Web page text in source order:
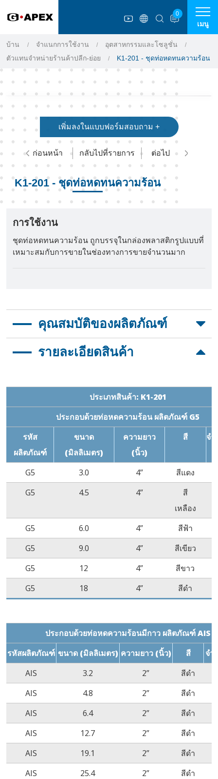
เมนู
0
บ้าน จำแนกการใช้งาน
อุตสาหกรรมและโซลูชั่น
ตัวแทนจำหน่ายร้านค้าปลีก-ย่อย
K1-201 - ชุดท่อหดทนความร้อน
เพิ่มลงในแบบฟอร์มสอบถาม +
ก่อนหน้า กลับไปที่รายการ ต่อไป
K1-201 - ชุดท่อหดทนความร้อน
การใช้งาน
ชุดท่อหดทนความร้อน ถูกบรรจุในกล่องพลาสติกรูปแบบที่
เหมาะสมกับการขายในช่องทางการขายจำนวนมาก
คุณสมบัติของผลิตภัณฑ์
ขนาดกล่อง: 27.5 x 19.5 x 5.2cm
ช่องแบ่ง : สามารถปรับได้
รายละเอียดสินค้า
ประเภทสินค้า: K1-201
ประกอบด้วยท่อหดความร้อน ผลิตภัณฑ์ G5
รหัส
ผลิตภัณฑ์
ขนาด
(มิลลิเมตร)
ความยาว
(นิ้ว)
สี จ
G5 3.0 4” สีแดง
G5
4.5 4”
สี
เหลือง
G5 6.0 4” สีฟ้า
G5
9.0 4” สีเขียว
G5
12 4” สีขาว
G5
18 4” สีดำ
ประกอบด้วยท่อหดความร้อนมีกาว ผลิตภัณฑ์ AIS
รหัสผลิตภัณฑ์ ขนาด (มิลลิเมตร) ความยาว (นิ้ว) สี
จำ
AIS
3.2 2” สีดำ
AIS
4.8 2” สีดำ
AIS
6.4 2” สีดำ
AIS
12.7 2” สีดำ
AIS
19.1 2” สีดำ
AIS
25.4 2” สีดำ